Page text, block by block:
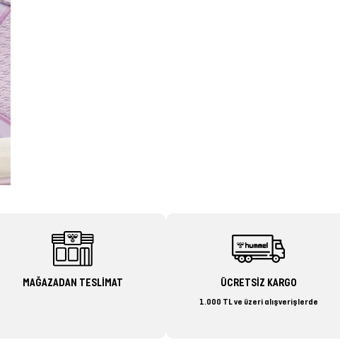
MAĞAZADAN TESLİMAT ÜCRETSİZ KARGO
1.000 TL ve üzeri alışverişlerde